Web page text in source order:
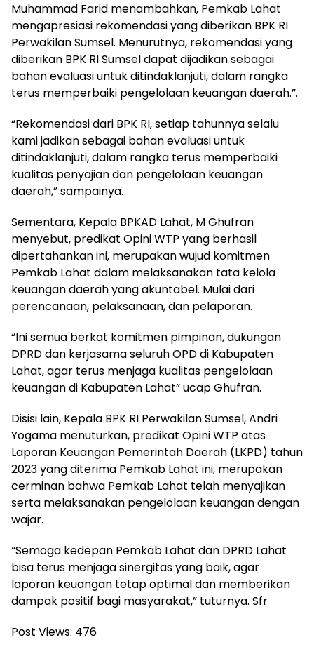
Muhammad Farid menambahkan, Pemkab Lahat
mengapresiasi rekomendasi yang diberikan BPK RI
Perwakilan Sumsel. Menurutnya, rekomendasi yang
diberikan BPK RI Sumsel dapat dijadikan sebagai
bahan evaluasi untuk ditindaklanjuti, dalam rangka
terus memperbaiki pengelolaan keuangan daerah.”.
“Rekomendasi dari BPK RI, setiap tahunnya selalu
kami jadikan sebagai bahan evaluasi untuk
ditindaklanjuti, dalam rangka terus memperbaiki
kualitas penyajian dan pengelolaan keuangan
daerah,” sampainya.
Sementara, Kepala BPKAD Lahat, M Ghufran
menyebut, predikat Opini WTP yang berhasil
dipertahankan ini, merupakan wujud komitmen
Pemkab Lahat dalam melaksanakan tata kelola
keuangan daerah yang akuntabel. Mulai dari
perencanaan, pelaksanaan, dan pelaporan.
“Ini semua berkat komitmen pimpinan, dukungan
DPRD dan kerjasama seluruh OPD di Kabupaten
Lahat, agar terus menjaga kualitas pengelolaan
keuangan di Kabupaten Lahat” ucap Ghufran.
Disisi lain, Kepala BPK RI Perwakilan Sumsel, Andri
Yogama menuturkan, predikat Opini WTP atas
Laporan Keuangan Pemerintah Daerah (LKPD) tahun
2023 yang diterima Pemkab Lahat ini, merupakan
cerminan bahwa Pemkab Lahat telah menyajikan
serta melaksanakan pengelolaan keuangan dengan
wajar.
“Semoga kedepan Pemkab Lahat dan DPRD Lahat
bisa terus menjaga sinergitas yang baik, agar
laporan keuangan tetap optimal dan memberikan
dampak positif bagi masyarakat,” tuturnya. Sfr
Post Views: 476